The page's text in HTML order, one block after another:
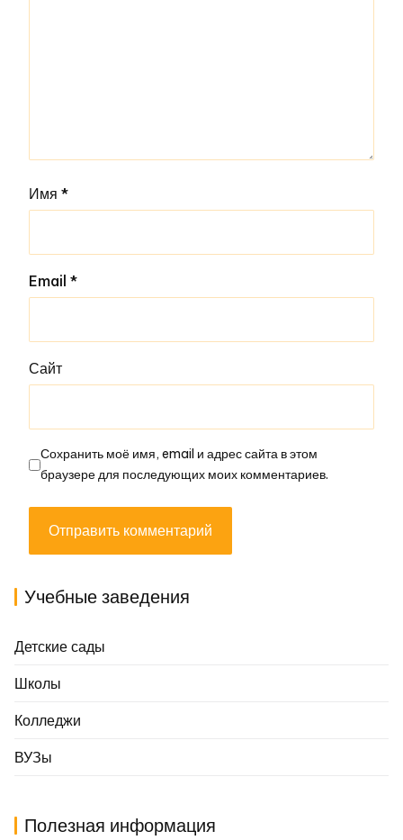
Имя *
Email *
Сайт
Сохранить моё имя, email и адрес сайта в этом
браузере для последующих моих комментариев.
Учебные заведения
Детские сады
Школы
Колледжи
ВУЗы
Полезная информация